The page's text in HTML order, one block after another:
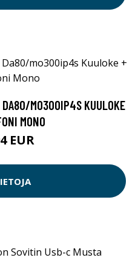
DA80/MO300IP4S KUULOKE
MONO
EUR